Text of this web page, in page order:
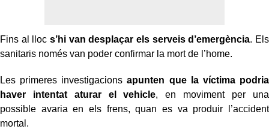
Fins al lloc s’hi van desplaçar els serveis d’emergència. Els
sanitaris només van poder confirmar la mort de l’home.
Les primeres investigacionsapunten que la víctima podria
haver intentat aturar el vehicle, en moviment per una
possible avaria en els frens, quan es va produir l’accident
mortal.